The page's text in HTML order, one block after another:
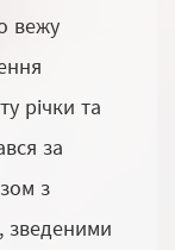
вежу
річки та
за
з
зведеними